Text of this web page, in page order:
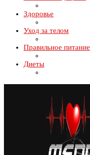
Здоровье
Уход за телом
Правильное питание
Диеты